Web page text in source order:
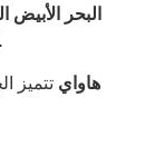
البحر الأبيض
المجففة والسبانخ المطبوخة والزيتون.
هاواي تتميز